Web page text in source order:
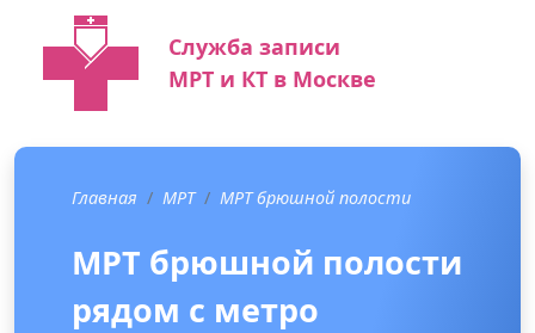
Служба записи
МРТ и КТ в Москве
Главная МРТ МРТ брюшной полости
МРТ брюшной полости
рядом с метро